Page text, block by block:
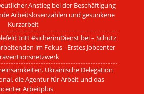
Anstieg bei der Beschäftigung
Arbeitslosenzahlen und gesunkene
Kurzarbeit
tritt #sicherimDienst bei – Schutz
im Fokus - Erstes Jobcenter
Ukrainische Delegation
die Agentur für Arbeit und das
Arbeitplus